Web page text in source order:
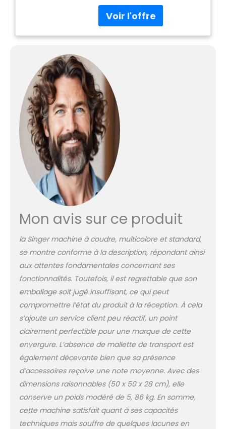
Mon avis sur ce produit
la Singer machine à coudre, multicolore et standard,
se montre conforme à la description, répondant ainsi
aux attentes fondamentales concernant ses
fonctionnalités. Toutefois, il est regrettable que son
emballage soit jugé insuffisant, ce qui peut
compromettre l’état du produit à la réception. À cela
s’ajoute un service client peu réactif, un point
clairement perfectible pour une marque de cette
envergure. L’absence de mallette de transport est
également décevante bien que sa présence
d’accessoires reçoive une note moyenne. Avec des
dimensions raisonnables (50 x 50 x 28 cm), elle
conserve un poids modéré de 5, 86 kg. En somme,
cette machine satisfait quant à ses capacités
techniques mais souffre de quelques lacunes en